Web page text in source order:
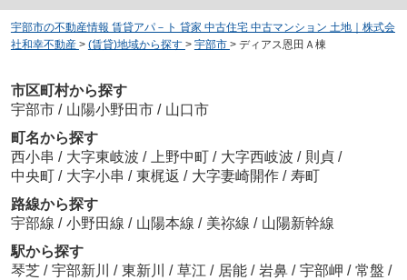
宇部市の不動産情報 賃貸アパ－ト 貸家 中古住宅 中古マンション 土地｜株式会
社和幸不動産 > (賃貸)地域から探す > 宇部市 > ディアス恩田Ａ棟
市区町村から探す
宇部市 / 山陽小野田市 / 山口市
町名から探す
西小串 / 大字東岐波 / 上野中町 / 大字西岐波 / 則貞 /
中央町 / 大字小串 / 東梶返 / 大字妻崎開作 / 寿町
路線から探す
宇部線 / 小野田線 / 山陽本線 / 美祢線 / 山陽新幹線
駅から探す
琴芝 / 宇部新川 / 東新川 / 草江 / 居能 / 岩鼻 / 宇部岬 / 常盤 /